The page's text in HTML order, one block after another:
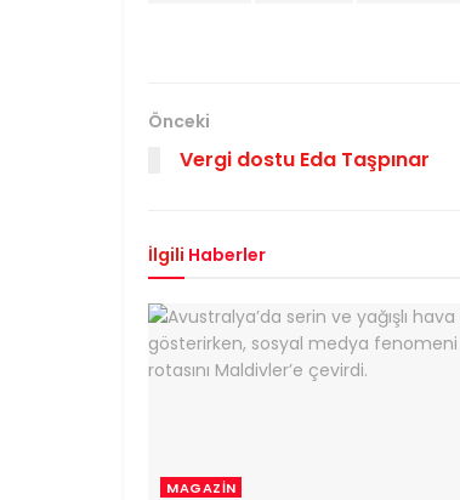
Önceki
Vergi dostu Eda Taşpınar
İlgili Haberler
MAGAZIN